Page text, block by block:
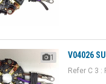
1 V04026
Refer C 3 :